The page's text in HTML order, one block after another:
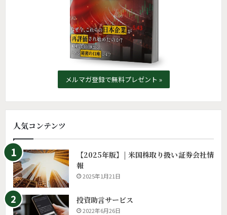
メルマガ登録で無料プレゼント »
人気コンテンツ
【2025年版】| 米国株取り扱い証券会社情
報
2025年1月21日
投資助言サービス
2022年6月26日